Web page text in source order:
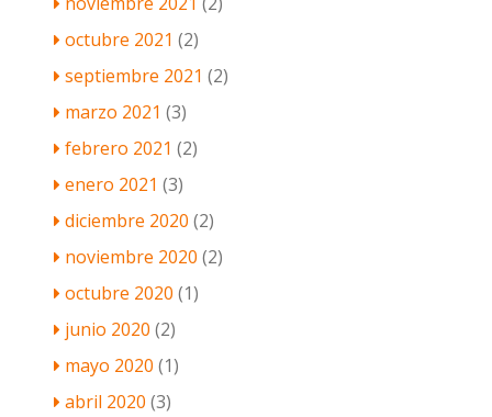
octubre 2021 (2)
septiembre 2021 (2)
marzo 2021 (3)
febrero 2021 (2)
enero 2021 (3)
diciembre 2020 (2)
noviembre 2020 (2)
octubre 2020 (1)
junio 2020 (2)
mayo 2020 (1)
abril 2020 (3)